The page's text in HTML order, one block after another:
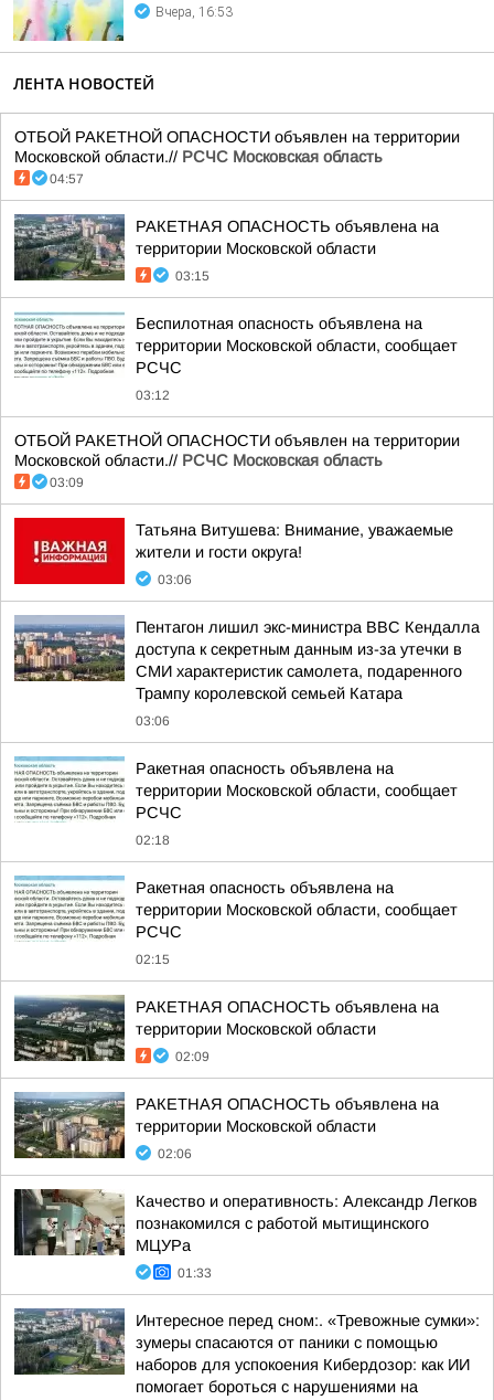
Вчера, 16:53
ЛЕНТА НОВОСТЕЙ
ОТБОЙ РАКЕТНОЙ ОПАСНОСТИ объявлен на территории
Московской области.// РСЧС Московская область
04:57
РАКЕТНАЯ ОПАСНОСТЬ объявлена на
территории Московской области
03:15
Беспилотная опасность объявлена на
территории Московской области, сообщает
РСЧС
03:12
ОТБОЙ РАКЕТНОЙ ОПАСНОСТИ объявлен на территории
Московской области.// РСЧС Московская область
03:09
Татьяна Витушева: Внимание, уважаемые
жители и гости округа!
03:06
Пентагон лишил экс-министра ВВС Кендалла
доступа к секретным данным из-за утечки в
СМИ характеристик самолета, подаренного
Трампу королевской семьей Катара
03:06
Ракетная опасность объявлена на
территории Московской области, сообщает
РСЧС
02:18
Ракетная опасность объявлена на
территории Московской области, сообщает
РСЧС
02:15
РАКЕТНАЯ ОПАСНОСТЬ объявлена на
территории Московской области
02:09
РАКЕТНАЯ ОПАСНОСТЬ объявлена на
территории Московской области
02:06
Качество и оперативность: Александр Легков
познакомился с работой мытищинского
МЦУРа
01:33
Интересное перед сном:. «Тревожные сумки»:
зумеры спасаются от паники с помощью
наборов для успокоения Кибердозор: как ИИ
помогает бороться с нарушениями на